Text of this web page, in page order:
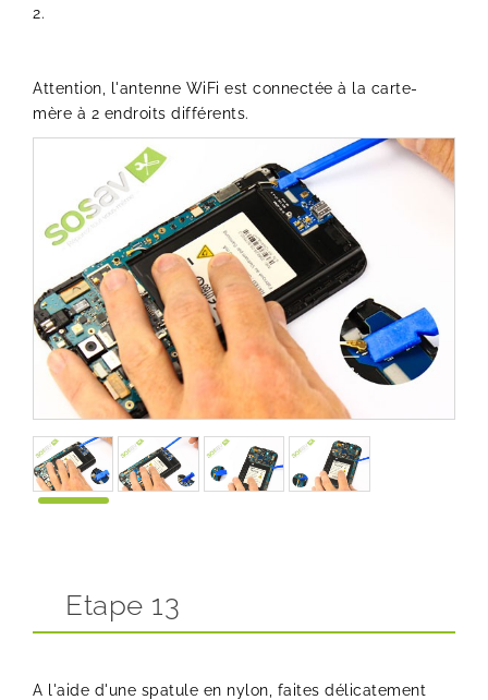
2.
Attention, l'antenne WiFi est connectée à la carte-
mère à 2 endroits différents.
Etape 13
A l'aide d'une spatule en nylon, faites délicatement